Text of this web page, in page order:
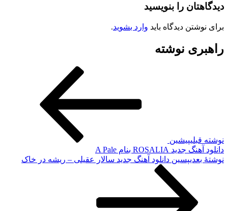
دیدگاهتان را بنویسید
برای نوشتن دیدگاه باید وارد بشوید.
راهبری نوشته
نوشته قبلیپیشین
دانلود آهنگ جدید ROSALIA بنام A Pale
نوشته‌ٔ بعدیپسین دانلود آهنگ جدید سالار عقیلی – ریشه در خاک